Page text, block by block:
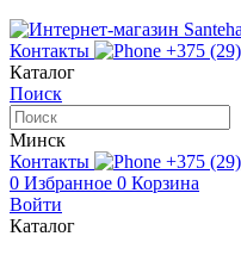
Контакты +375
Каталог
Поиск
Минск
Контакты
+375
0 Избранное 0 Корзина
Войти
Каталог